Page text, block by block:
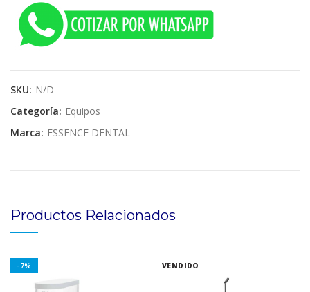
SKU: N/D
Categoría: Equipos
Marca: ESSENCE DENTAL
Productos Relacionados
-7% VENDIDO